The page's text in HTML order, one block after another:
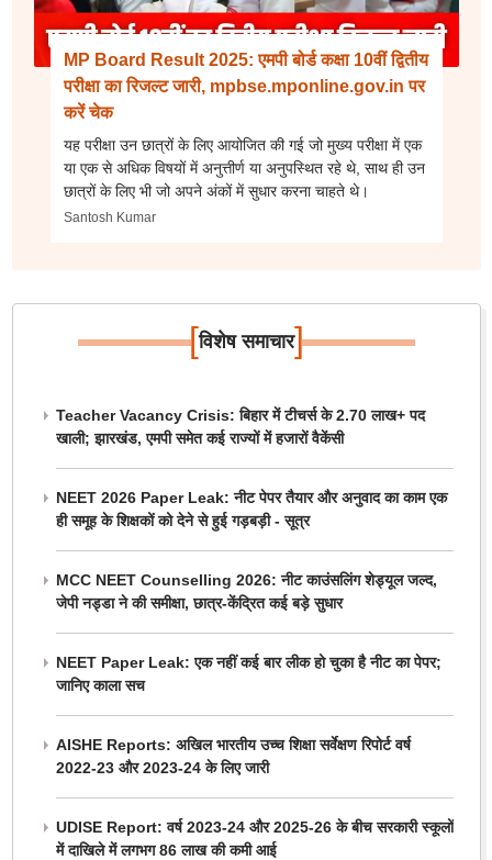
MP Board Result 2025: एमपी बोर्ड कक्षा 10वीं द्वितीय
परीक्षा का रिजल्ट जारी, mpbse.mponline.gov.in पर
करें चेक
यह परीक्षा उन छात्रों के लिए आयोजित की गई जो मुख्य परीक्षा में एक
या एक से अधिक विषयों में अनुत्तीर्ण या अनुपस्थित रहे थे, साथ ही उन
छात्रों के लिए भी जो अपने अंकों में सुधार करना चाहते थे।
Santosh Kumar
[विशेष समाचार]
Teacher Vacancy Crisis: बिहार में टीचर्स के 2.70 लाख+ पद
खाली; झारखंड, एमपी समेत कई राज्यों में हजारों वैकेंसी
NEET 2026 Paper Leak: नीट पेपर तैयार और अनुवाद का काम एक
ही समूह के शिक्षकों को देने से हुई गड़बड़ी - सूत्र
MCC NEET Counselling 2026: नीट काउंसलिंग शेड्यूल जल्द,
जेपी नड्डा ने की समीक्षा, छात्र-केंद्रित कई बड़े सुधार
NEET Paper Leak: एक नहीं कई बार लीक हो चुका है नीट का पेपर;
जानिए काला सच
AISHE Reports: अखिल भारतीय उच्च शिक्षा सर्वेक्षण रिपोर्ट वर्ष
2022-23 और 2023-24 के लिए जारी
UDISE Report: वर्ष 2023-24 और 2025-26 के बीच सरकारी स्कूलों
में दाखिले में लगभग 86 लाख की कमी आई